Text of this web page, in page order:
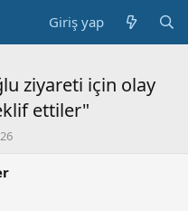
Giriş yap
ziyareti için olay
ettiler"